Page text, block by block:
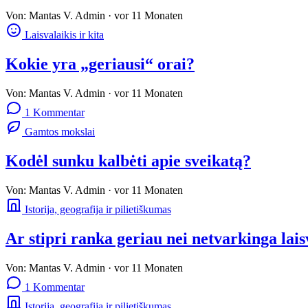
Von: Mantas V. Admin · vor 11 Monaten
Laisvalaikis ir kita
Kokie yra „geriausi“ orai?
Von: Mantas V. Admin · vor 11 Monaten
1 Kommentar
Gamtos mokslai
Kodėl sunku kalbėti apie sveikatą?
Von: Mantas V. Admin · vor 11 Monaten
Istorija, geografija ir pilietiškumas
Ar stipri ranka geriau nei netvarkinga
Von: Mantas V. Admin · vor 11 Monaten
1 Kommentar